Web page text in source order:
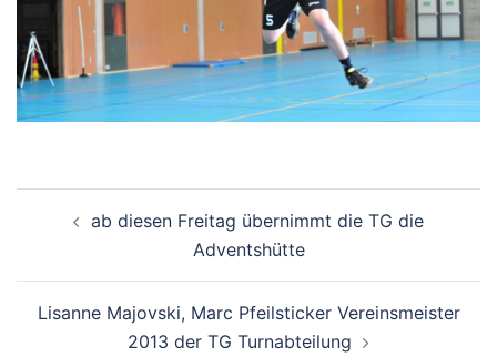
ab diesen Freitag übernimmt die TG die
Adventshütte
Lisanne Majovski, Marc Pfeilsticker Vereinsmeister
2013 der TG Turnabteilung